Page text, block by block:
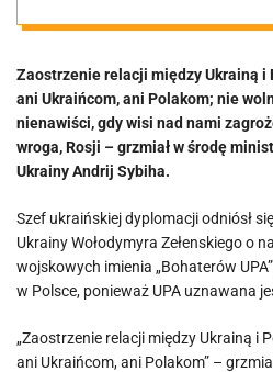
„Nie
nakręcać
spirali
Zaostrzenie relacji między Ukrainą i
ani Ukraińcom, ani Polakom; nie
nienawiści, gdy wisi nad nami
wroga, Rosji – grzmiał w środę
Ukrainy Andrij Sybiha.
Szef ukraińskiej dyplomacji odniósł
Ukrainy Wołodymyra Zełenskiego o
wojskowych imienia „Bohaterów
w Polsce, ponieważ UPA uznawana
„Zaostrzenie relacji między Ukrainą i
ani Ukraińcom, ani Polakom” –